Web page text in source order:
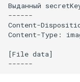
Выданный
------
Content-
Content-Type:
[File data]